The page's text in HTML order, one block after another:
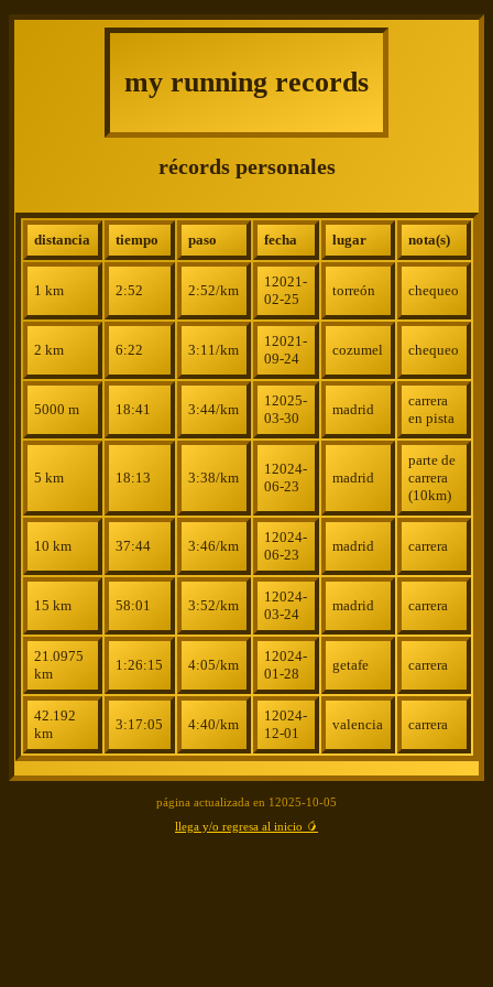
my running records
récords personales
distancia tiempo paso fecha lugar nota(s)
1 km 2:52 2:52/km
12021-
02-25
torreón chequeo
2 km 6:22 3:11/km
12021-
09-24
cozumel chequeo
5000 m 18:41 3:44/km
12025-
03-30
madrid
carrera
en pista
5 km 18:13 3:38/km
12024-
06-23
madrid
parte de
carrera
(10km)
10 km 37:44 3:46/km
12024-
06-23
madrid carrera
15 km 58:01 3:52/km
12024-
03-24
madrid carrera
21.0975
km
1:26:15 4:05/km
12024-
01-28
getafe carrera
42.192
km
3:17:05 4:40/km
12024-
12-01
valencia carrera
página actualizada en 12025-10-05
llega y/o regresa al inicio 🥭